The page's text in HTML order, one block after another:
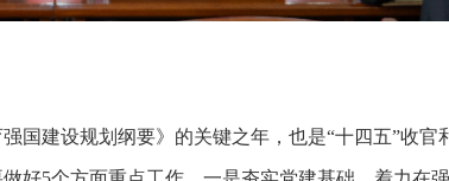
国建设规划纲要》的关键之年，也是“十四五”收官